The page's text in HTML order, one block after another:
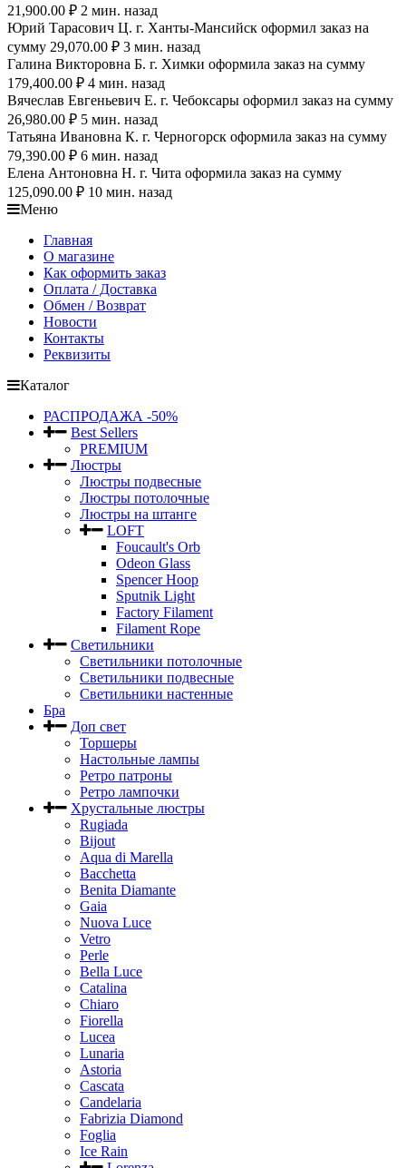
21,900.00 ₽ 2 мин. назад
Юрий Тарасович Ц. г. Ханты-Мансийск оформил заказ на
сумму 29,070.00 ₽ 3 мин. назад
Галина Викторовна Б. г. Химки оформила заказ на сумму
179,400.00 ₽ 4 мин. назад
Вячеслав Евгеньевич Е. г. Чебоксары оформил заказ на сумму
26,980.00 ₽ 5 мин. назад
Татьяна Ивановна К. г. Черногорск оформила заказ на сумму
79,390.00 ₽ 6 мин. назад
Елена Антоновна Н. г. Чита оформила заказ на сумму
125,090.00 ₽ 10 мин. назад
Меню
Главная
О магазине
Как оформить заказ
Оплата / Доставка
Обмен / Возврат
Новости
Контакты
Реквизиты
Каталог
РАСПРОДАЖА -50%
Best Sellers
PREMIUM
Люстры
Люстры подвесные
Люстры потолочные
Люстры на штанге
LOFT
Foucault's Orb
Odeon Glass
Spencer Hoop
Sputnik Light
Factory Filament
Filament Rope
Светильники
Светильники потолочные
Светильники подвесные
Светильники настенные
Бра
Доп свет
Торшеры
Настольные лампы
Ретро патроны
Ретро лампочки
Хрустальные люстры
Rugiada
Bijout
Aqua di Marella
Bacchetta
Benita Diamante
Gaia
Nuova Luce
Vetro
Perle
Bella Luce
Сatalina
Chiaro
Fiorella
Lucea
Lunaria
Astoria
Cascata
Candelaria
Fabrizia Diamond
Foglia
Ice Rain